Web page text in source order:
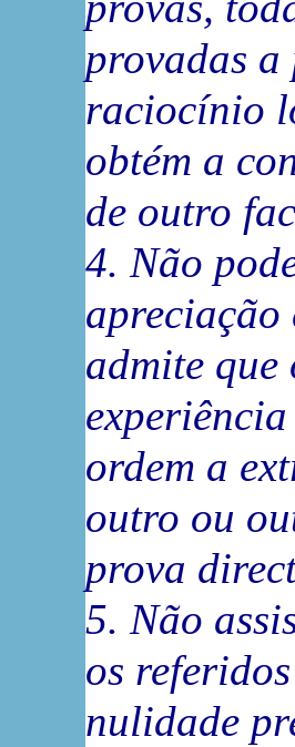
provadas
raciocínio
obtém a
de outro
4. Não
admite
ordem a
outro ou
prova
5. Não
os
nulidade